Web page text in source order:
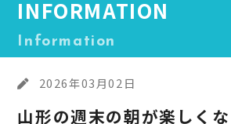
INFORMATION
Information
2026年03月02日
山形の週末の朝が楽しく